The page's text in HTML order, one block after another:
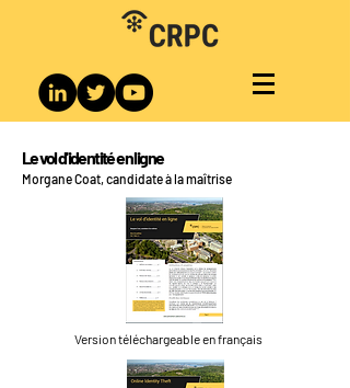
Le vol d'identité en ligne
Morgane Coat, candidate à la maîtrise
Version téléchargeable en français